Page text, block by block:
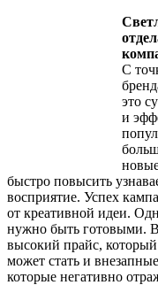
С
это
и
быстро повысить
восприятие. Успех
от креативной идеи.
нужно быть готовыми. В
высокий прайс,
может стать и
которые негативно